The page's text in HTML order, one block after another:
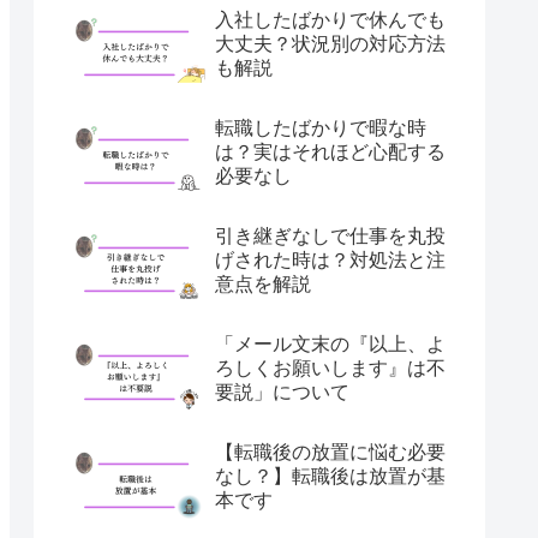
入社したばかりで休んでも
大丈夫？状況別の対応方法
も解説
転職したばかりで暇な時
は？実はそれほど心配する
必要なし
引き継ぎなしで仕事を丸投
げされた時は？対処法と注
意点を解説
「メール文末の『以上、よ
ろしくお願いします』は不
要説」について
【転職後の放置に悩む必要
なし？】転職後は放置が基
本です